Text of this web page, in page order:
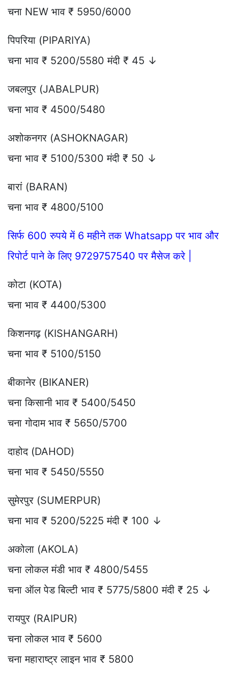
चना NEW भाव ₹ 5950/6000
पिपरिया (PIPARIYA)
चना भाव ₹ 5200/5580 मंदी ₹ 45 ↓
जबलपुर (JABALPUR)
चना भाव ₹ 4500/5480
अशोकनगर (ASHOKNAGAR)
चना भाव ₹ 5100/5300 मंदी ₹ 50 ↓
बारां (BARAN)
चना भाव ₹ 4800/5100
सिर्फ 600 रुपये में 6 महीने तक Whatsapp पर भाव और
रिपोर्ट पाने के लिए 9729757540 पर मैसेज करे |
कोटा (KOTA)
चना भाव ₹ 4400/5300
किशनगढ़ (KISHANGARH)
चना भाव ₹ 5100/5150
बीकानेर (BIKANER)
चना किसानी भाव ₹ 5400/5450
चना गोदाम भाव ₹ 5650/5700
दाहोद (DAHOD)
चना भाव ₹ 5450/5550
सुमेरपुर (SUMERPUR)
चना भाव ₹ 5200/5225 मंदी ₹ 100 ↓
अकोला (AKOLA)
चना लोकल मंडी भाव ₹ 4800/5455
चना ऑल पेड बिल्टी भाव ₹ 5775/5800 मंदी ₹ 25 ↓
रायपुर (RAIPUR)
चना लोकल भाव ₹ 5600
चना महाराष्ट्र लाइन भाव ₹ 5800